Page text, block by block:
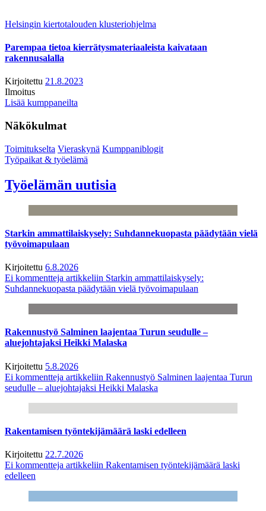
Helsingin kiertotalouden klusteriohjelma
Parempaa tietoa kierrätysmateriaaleista kaivataan
rakennusalalla
Kirjoitettu 21.8.2023
Ilmoitus
Lisää kumppaneilta
Näkökulmat
Toimitukselta Vieraskynä Kumppaniblogit
Työpaikat & työelämä
Työelämän uutisia
Starkin ammattilaiskysely: Suhdannekuopasta päädytään vielä
työvoimapulaan
Kirjoitettu 6.8.2026
Ei kommentteja artikkeliin Starkin ammattilaiskysely:
Suhdannekuopasta päädytään vielä työvoimapulaan
Rakennustyö Salminen laajentaa Turun seudulle –
aluejohtajaksi Heikki Malaska
Kirjoitettu 5.8.2026
Ei kommentteja artikkeliin Rakennustyö Salminen laajentaa Turun
seudulle – aluejohtajaksi Heikki Malaska
Rakentamisen työntekijämäärä laski edelleen
Kirjoitettu 22.7.2026
Ei kommentteja artikkeliin Rakentamisen työntekijämäärä laski
edelleen